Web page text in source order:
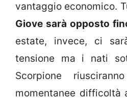
vantaggio economico.
Giove sarà opposto
estate, invece, ci
tensione ma i nati
Scorpione
momentanee difficoltà